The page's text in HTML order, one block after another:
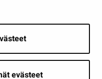
evästeet